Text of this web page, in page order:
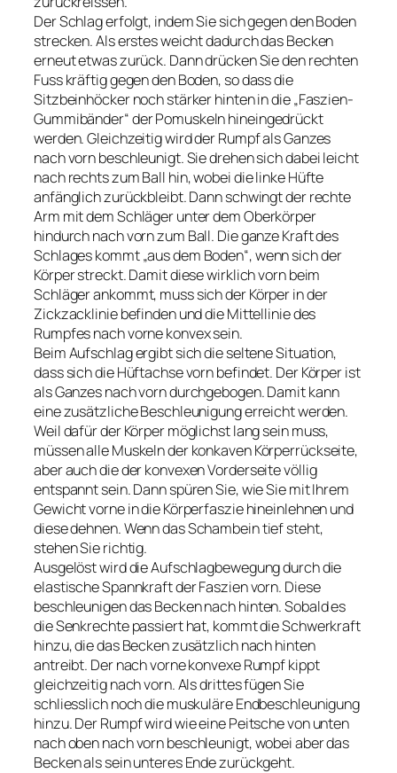
Der Schlag erfolgt, indem Sie sich gegen den Boden
strecken. Als erstes weicht dadurch das Becken
erneut etwas zurück. Dann drücken Sie den rechten
Fuss kräftig gegen den Boden, so dass die
Sitzbeinhöcker noch stärker hinten in die „Faszien-
Gummibänder“ der Pomuskeln hineingedrückt
werden. Gleichzeitig wird der Rumpf als Ganzes
nach vorn beschleunigt. Sie drehen sich dabei leicht
nach rechts zum Ball hin, wobei die linke Hüfte
anfänglich zurückbleibt. Dann schwingt der rechte
Arm mit dem Schläger unter dem Oberkörper
hindurch nach vorn zum Ball. Die ganze Kraft des
Schlages kommt „aus dem Boden“, wenn sich der
Körper streckt. Damit diese wirklich vorn beim
Schläger ankommt, muss sich der Körper in der
Zickzacklinie befinden und die Mittellinie des
Rumpfes nach vorne konvex sein.
Beim Aufschlag ergibt sich die seltene Situation,
dass sich die Hüftachse vorn befindet. Der Körper ist
als Ganzes nach vorn durchgebogen. Damit kann
eine zusätzliche Beschleunigung erreicht werden.
Weil dafür der Körper möglichst lang sein muss,
müssen alle Muskeln der konkaven Körperrückseite,
aber auch die der konvexen Vorderseite völlig
entspannt sein. Dann spüren Sie, wie Sie mit Ihrem
Gewicht vorne in die Körperfaszie hineinlehnen und
diese dehnen. Wenn das Schambein tief steht,
stehen Sie richtig.
Ausgelöst wird die Aufschlagbewegung durch die
elastische Spannkraft der Faszien vorn. Diese
beschleunigen das Becken nach hinten. Sobald es
die Senkrechte passiert hat, kommt die Schwerkraft
hinzu, die das Becken zusätzlich nach hinten
antreibt. Der nach vorne konvexe Rumpf kippt
gleichzeitig nach vorn. Als drittes fügen Sie
schliesslich noch die muskuläre Endbeschleunigung
hinzu. Der Rumpf wird wie eine Peitsche von unten
nach oben nach vorn beschleunigt, wobei aber das
Becken als sein unteres Ende zurückgeht.